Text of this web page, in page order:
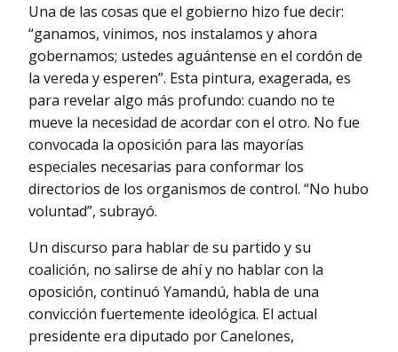
Una de las cosas que el gobierno hizo fue decir:
“ganamos, vinimos, nos instalamos y ahora
gobernamos; ustedes aguántense en el cordón de
la vereda y esperen”. Esta pintura, exagerada, es
para revelar algo más profundo: cuando no te
mueve la necesidad de acordar con el otro. No fue
convocada la oposición para las mayorías
especiales necesarias para conformar los
directorios de los organismos de control. “No hubo
voluntad”, subrayó.
Un discurso para hablar de su partido y su
coalición, no salirse de ahí y no hablar con la
oposición, continuó Yamandú, habla de una
convicción fuertemente ideológica. El actual
presidente era diputado por Canelones,